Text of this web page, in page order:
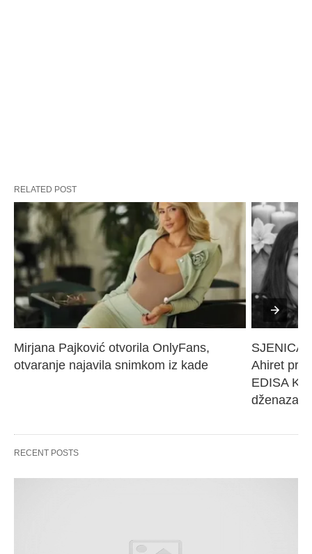
RELATED POST
Mirjana Pajković otvorila OnlyFans,
otvaranje najavila snimkom iz kade
SJENICA
Ahiret
EDISA
dženaza
RECENT POSTS